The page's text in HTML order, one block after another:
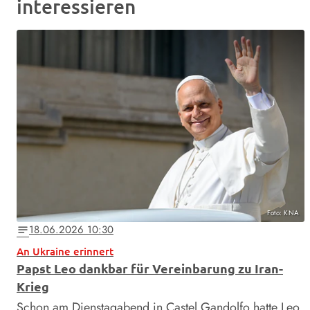
interessieren
Foto: KNA
notes18.06.2026 10:30
An Ukraine erinnert
Papst Leo dankbar für Vereinbarung zu Iran-
Krieg